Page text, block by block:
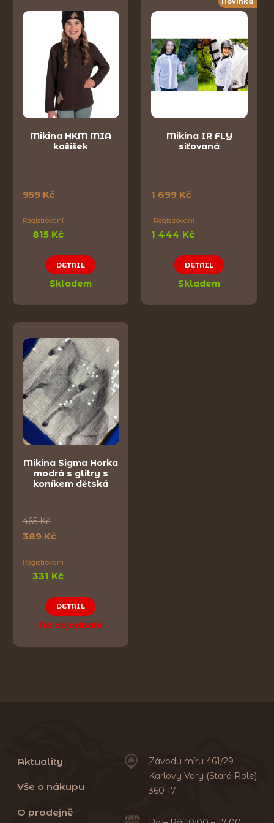
Mikina HKM MIA
kožíšek
959 Kč
Registrovaní
815 Kč
DETAIL
Skladem
Mikina IR FLY
síťovaná
1 699 Kč
Registrovaní
1 444 Kč
DETAIL
Skladem
Mikina Sigma Horka
modrá s glitry s
koníkem dětská
465 Kč
389 Kč
Registrovaní
331 Kč
DETAIL
Na objednání
Aktuality
Vše o nákupu
O prodejně
Závodu míru 461/29
Karlovy Vary (Stará Role)
360 17